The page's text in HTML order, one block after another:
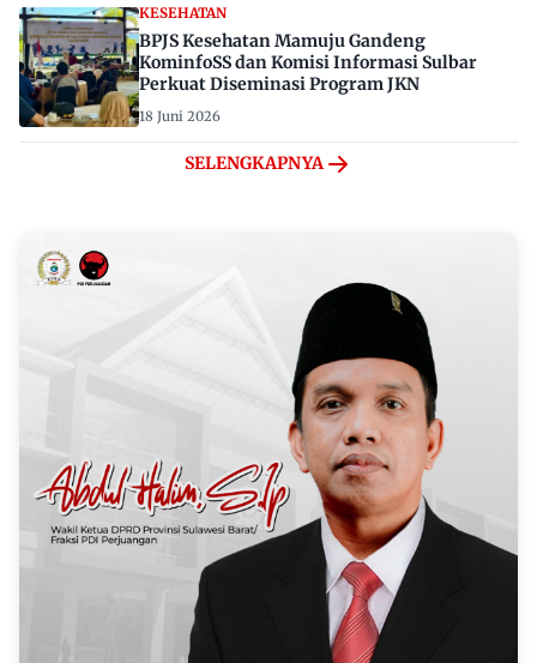
KESEHATAN
BPJS Kesehatan Mamuju Gandeng
KominfoSS dan Komisi Informasi Sulbar
Perkuat Diseminasi Program JKN
18 Juni 2026
SELENGKAPNYA